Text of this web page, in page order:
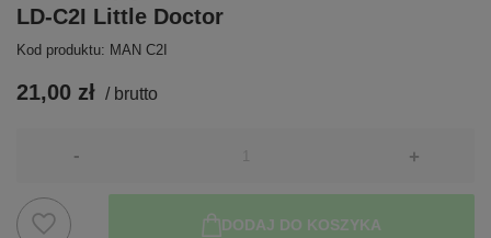
LD-C2I Little Doctor
Kod produktu: MAN C2I
21,00 zł / brutto
- +
DODAJ DO KOSZYKA